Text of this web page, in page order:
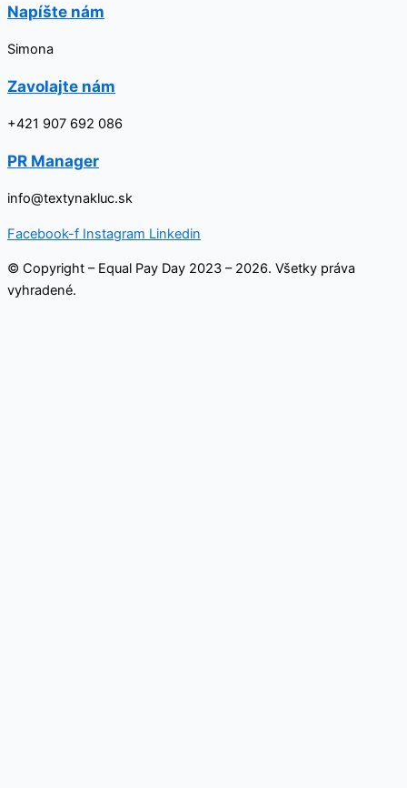
Napíšte nám
Simona
Zavolajte nám
+421 907 692 086
PR Manager
info@textynakluc.sk
Facebook-f Instagram Linkedin
© Copyright – Equal Pay Day 2023 – 2026. Všetky práva
vyhradené.